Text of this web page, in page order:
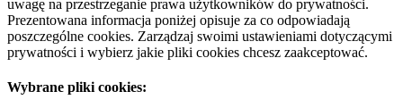
uwagę na przestrzeganie prawa użytkowników do prywatności.
Prezentowana informacja poniżej opisuje za co odpowiadają
poszczególne cookies. Zarządzaj swoimi ustawieniami dotyczącymi
prywatności i wybierz jakie pliki cookies chcesz zaakceptować.
Wybrane pliki cookies: